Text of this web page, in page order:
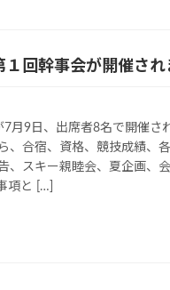
１回幹事会が開催され
月9日、出席者8名で開催さ
、合宿、資格、競技成績、
、スキー親睦会、夏企画、
項と […]